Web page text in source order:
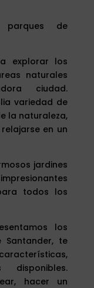
parques de
explorar los
naturales
ciudad.
variedad de
la naturaleza,
en un
jardines
todos los
los
Santander, te
disponibles.
hacer un